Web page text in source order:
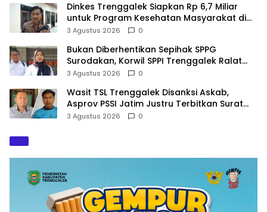
Dinkes Trenggalek Siapkan Rp 6,7 Miliar
untuk Program Kesehatan Masyarakat di
2027
3 Agustus 2026 0
Bukan Diberhentikan Sepihak SPPG
Surodakan, Korwil SPPI Trenggalek Ralat
Pernyataan Soal Permata Umat Tolak MBG
3 Agustus 2026 0
Wasit TSL Trenggalek Disanksi Askab,
Asprov PSSI Jatim Justru Terbitkan Surat
Tugas di Hari yang Sama
3 Agustus 2026 0